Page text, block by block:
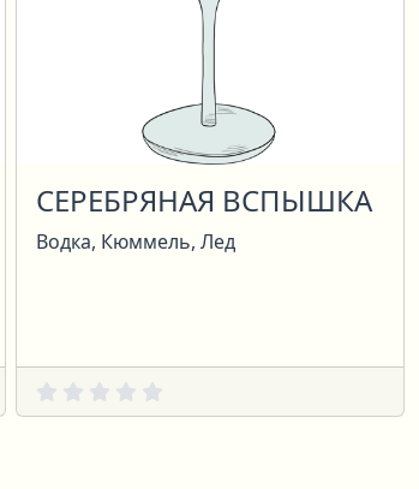
СЕРЕБРЯНАЯ ВСПЫШКА
Водка, Кюммель, Лед